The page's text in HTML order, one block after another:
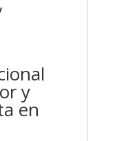
y
en